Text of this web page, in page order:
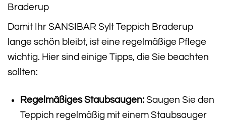
Braderup
Damit Ihr SANSIBAR Sylt Teppich Braderup
lange schön bleibt, ist eine regelmäßige Pflege
wichtig. Hier sind einige Tipps, die Sie beachten
sollten:
Regelmäßiges Staubsaugen:Saugen Sie den
Teppich regelmäßig mit einem Staubsauger